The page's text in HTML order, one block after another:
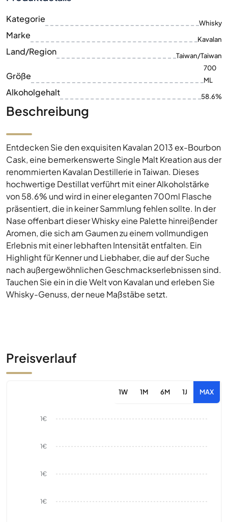
Kategorie Whisky
Marke Kavalan
Land/Region Taiwan/Taiwan
Größe
700
ML
Alkoholgehalt 58.6%
Beschreibung
Entdecken Sie den exquisiten Kavalan 2013 ex-Bourbon
Cask, eine bemerkenswerte Single Malt Kreation aus der
renommierten Kavalan Destillerie in Taiwan. Dieses
hochwertige Destillat verführt mit einer Alkoholstärke
von 58.6% und wird in einer eleganten 700ml Flasche
präsentiert, die in keiner Sammlung fehlen sollte. In der
Nase offenbart dieser Whisky eine Palette hinreißender
Aromen, die sich am Gaumen zu einem vollmundigen
Erlebnis mit einer lebhaften Intensität entfalten. Ein
Highlight für Kenner und Liebhaber, die auf der Suche
nach außergewöhnlichen Geschmackserlebnissen sind.
Tauchen Sie ein in die Welt von Kavalan und erleben Sie
Whisky-Genuss, der neue Maßstäbe setzt.
Preisverlauf
1W 1M 6M 1J MAX
1€
1€
1€
1€